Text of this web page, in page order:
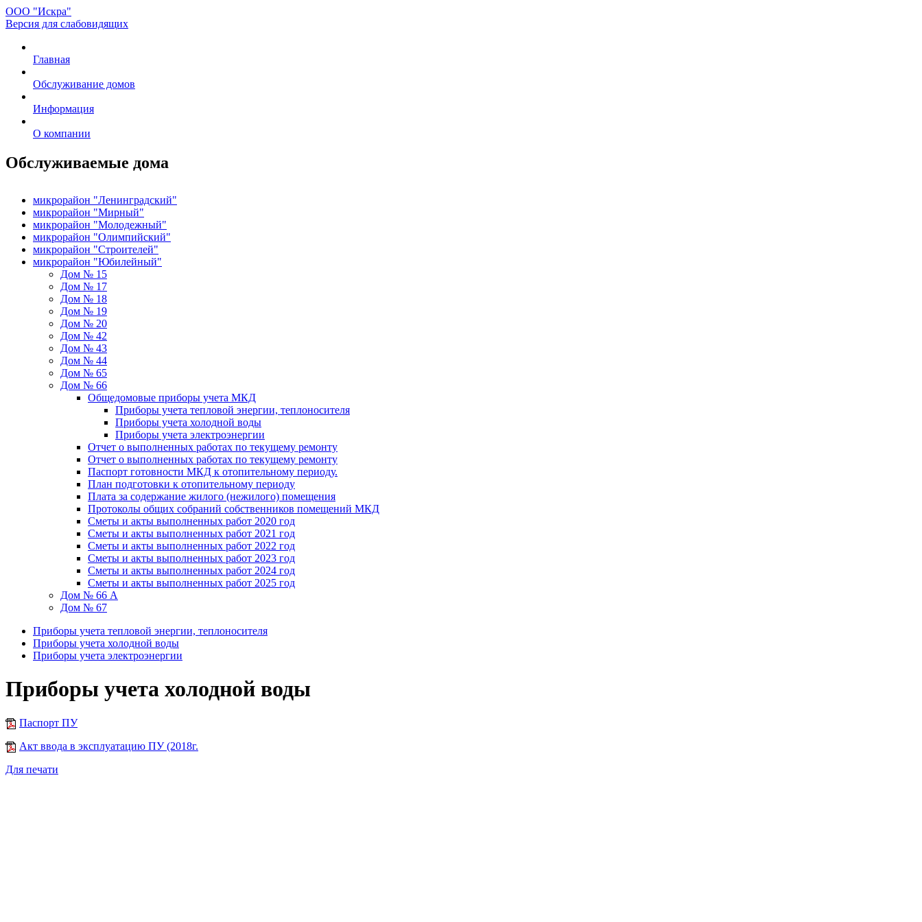
ООО "Искра"
Версия для слабовидящих
Главная
Обслуживание домов
Информация
О компании
Обслуживаемые дома
микрорайон "Ленинградский"
микрорайон "Мирный"
микрорайон "Молодежный"
микрорайон "Олимпийский"
микрорайон "Строителей"
микрорайон "Юбилейный"
Дом № 15
Дом № 17
Дом № 18
Дом № 19
Дом № 20
Дом № 42
Дом № 43
Дом № 44
Дом № 65
Дом № 66
Общедомовые приборы учета МКД
Приборы учета тепловой энергии, теплоносителя
Приборы учета холодной воды
Приборы учета электроэнергии
Отчет о выполненных работах по текущему ремонту
Отчет о выполненных работах по текущему ремонту
Паспорт готовности МКД к отопительному периоду.
План подготовки к отопительному периоду
Плата за содержание жилого (нежилого) помещения
Протоколы общих собраний собственников помещений МКД
Сметы и акты выполненных работ 2020 год
Сметы и акты выполненных работ 2021 год
Сметы и акты выполненных работ 2022 год
Сметы и акты выполненных работ 2023 год
Сметы и акты выполненных работ 2024 год
Сметы и акты выполненных работ 2025 год
Дом № 66 А
Дом № 67
Приборы учета тепловой энергии, теплоносителя
Приборы учета холодной воды
Приборы учета электроэнергии
Приборы учета холодной воды
Паспорт ПУ
Акт ввода в эксплуатацию ПУ (2018г.
Для печати